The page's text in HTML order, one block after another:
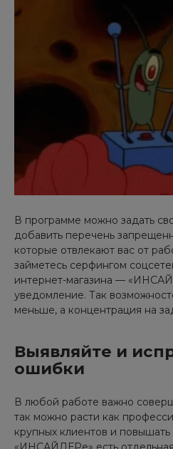
В программе можно задать
добавить перечень
которые отвлекают вас от
займетесь серфингом
интернет-магазина —
уведомление. Так
меньше, а концентрация на
Выявляйте и
ошибки
В любой работе важно
так можно расти как
крупных клиентов и